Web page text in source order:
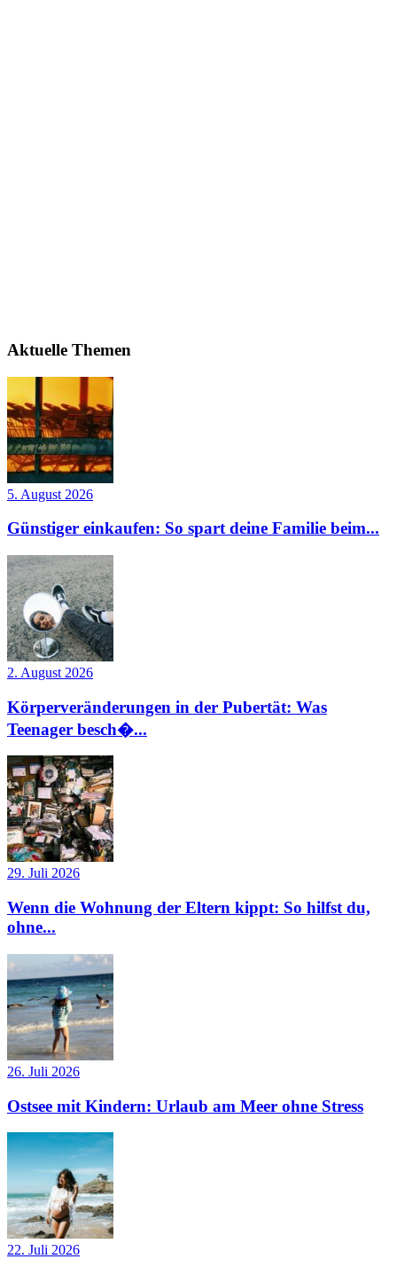
Aktuelle Themen
5. August 2026
Günstiger einkaufen: So spart deine Familie beim...
2. August 2026
Körperveränderungen in der Pubertät: Was
Teenager besch�...
29. Juli 2026
Wenn die Wohnung der Eltern kippt: So hilfst du,
ohne...
26. Juli 2026
Ostsee mit Kindern: Urlaub am Meer ohne Stress
22. Juli 2026